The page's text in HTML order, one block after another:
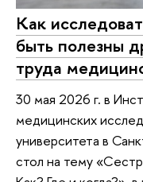
Как
быть полезны
труда
30 мая 2026 г. в
медицинских
университета в
стол на тему